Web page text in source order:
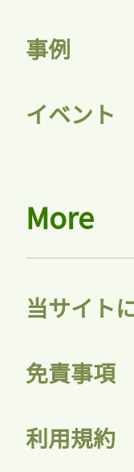
事例
イベント
More
当サイト
免責事項
利用規約